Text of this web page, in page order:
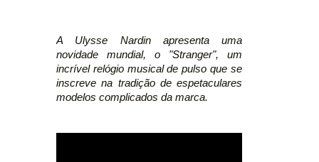
A Ulysse Nardin apresenta uma
novidade mundial, o "Stranger", um
incrível relógio musical de pulso que se
inscreve na tradição de espetaculares
modelos complicados da marca.